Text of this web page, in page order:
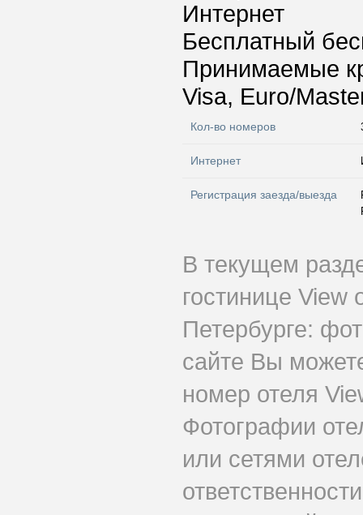
Интернет
Бесплатный
Принимаемые
Visa, Euro/
Кол-во номеров
Интернет
Регистрация заезда/выезда
В текущем
гостинице
Петербурге:
сайте Вы
номер отеля
Фотографии
или сетями